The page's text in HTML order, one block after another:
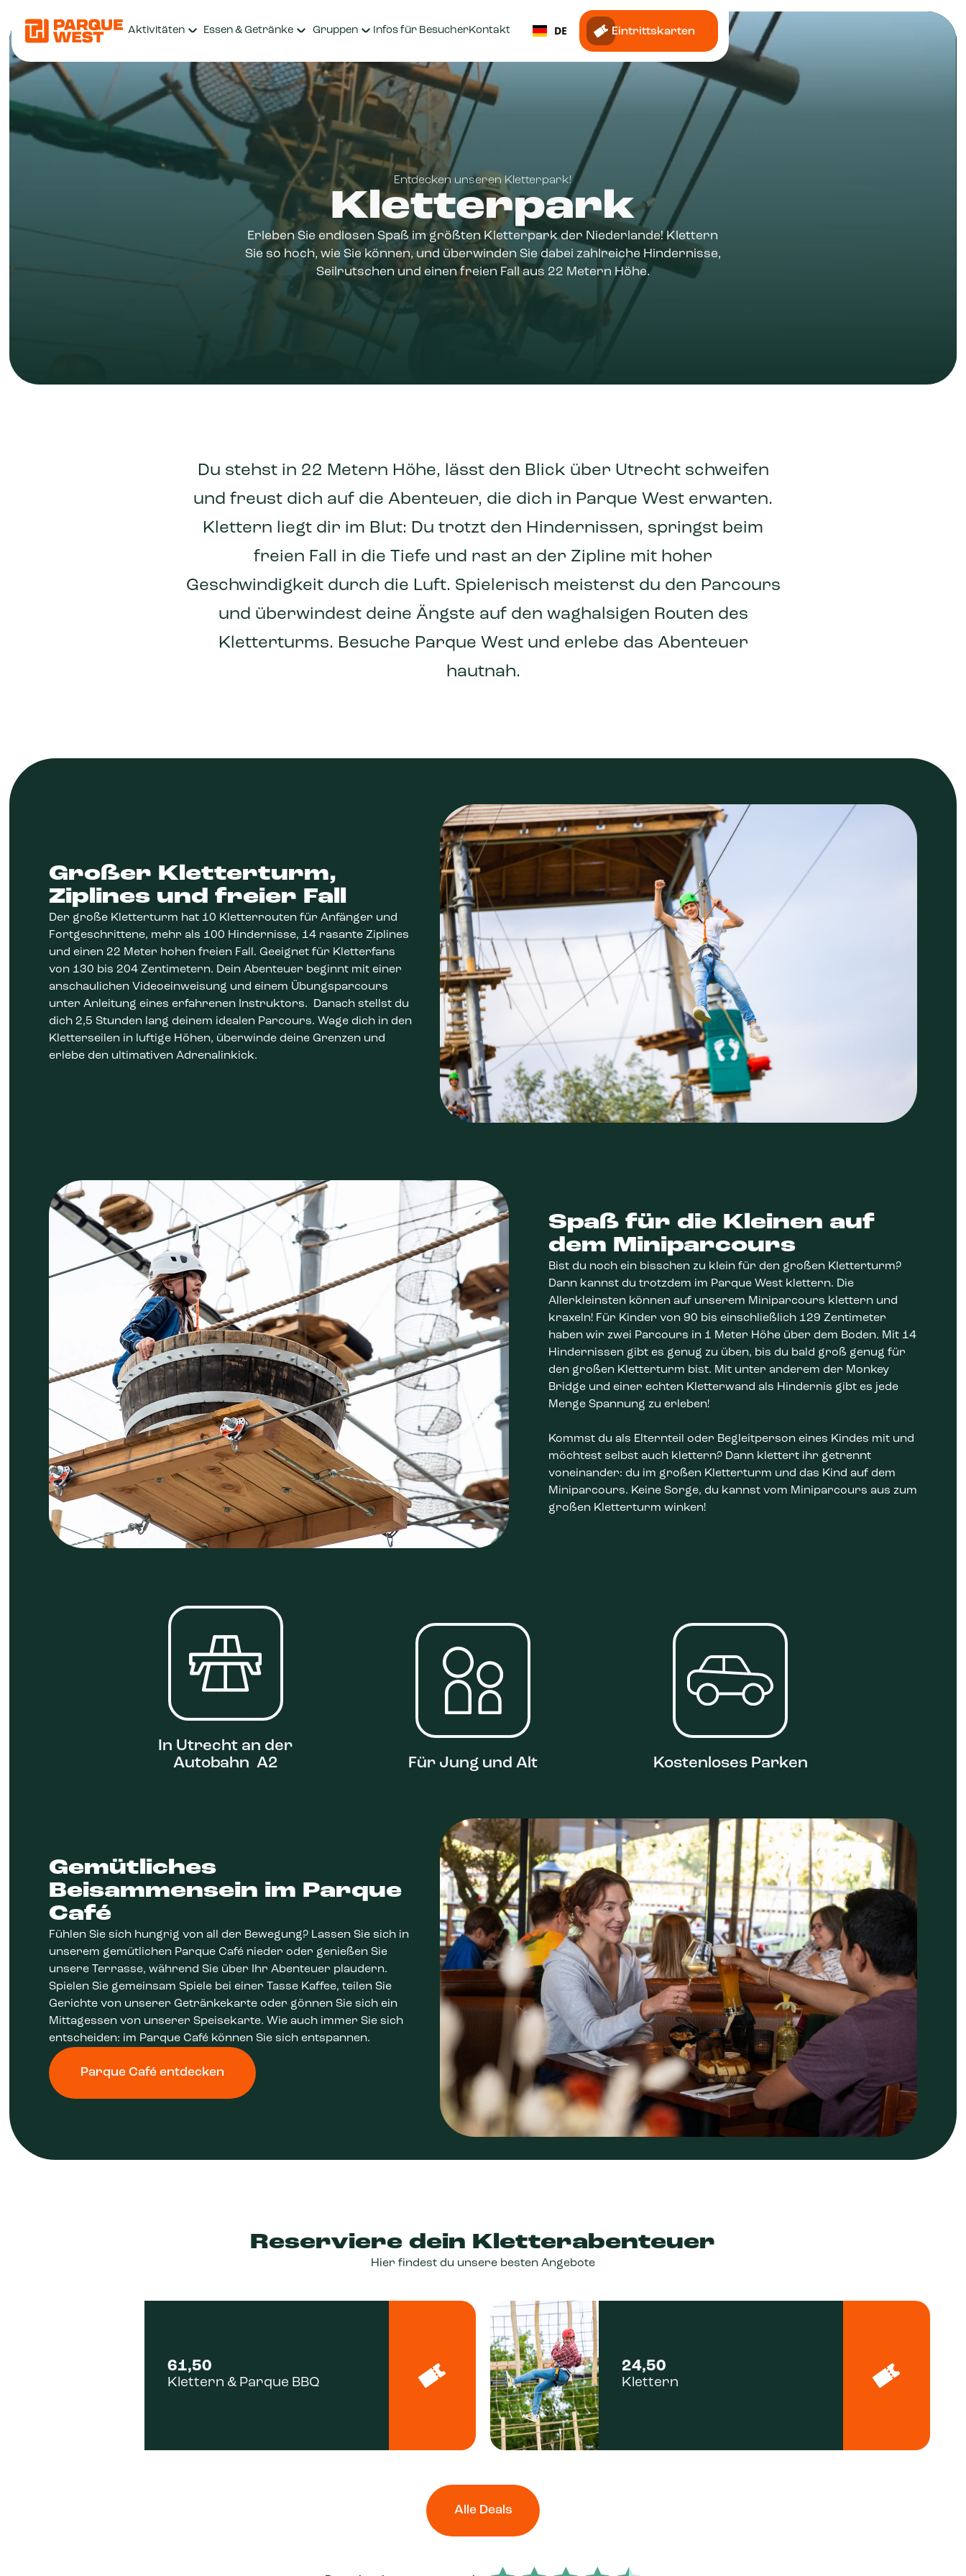
Aktivitäten Essen & Getränke Gruppen Infos für BesucherKontakt DE Eintrittskarten
Entdecken unseren Kletterpark!
Kletterpark
Erleben Sie endlosen Spaß im größten Kletterpark der Niederlande! Klettern
Sie so hoch, wie Sie können, und überwinden Sie dabei zahlreiche Hindernisse,
Seilrutschen und einen freien Fall aus 22 Metern Höhe.
Du stehst in 22 Metern Höhe, lässt den Blick über Utrecht schweifen
und freust dich auf die Abenteuer, die dich in Parque West erwarten.
Klettern liegt dir im Blut: Du trotzt den Hindernissen, springst beim
freien Fall in die Tiefe und rast an der Zipline mit hoher
Geschwindigkeit durch die Luft. Spielerisch meisterst du den Parcours
und überwindest deine Ängste auf den waghalsigen Routen des
Kletterturms. Besuche Parque West und erlebe das Abenteuer
hautnah.
Großer Kletterturm,
Ziplines und freier Fall
Der große Kletterturm hat 10 Kletterrouten für Anfänger und
Fortgeschrittene, mehr als 100 Hindernisse, 14 rasante Ziplines
und einen 22 Meter hohen freien Fall. Geeignet für Kletterfans
von 130 bis 204 Zentimetern. Dein Abenteuer beginnt mit einer
anschaulichen Videoeinweisung und einem Übungsparcours
unter Anleitung eines erfahrenen Instruktors. Danach stellst du
dich 2,5 Stunden lang deinem idealen Parcours. Wage dich in den
Kletterseilen in luftige Höhen, überwinde deine Grenzen und
erlebe den ultimativen Adrenalinkick.
Spaß für die Kleinen auf
dem Miniparcours
Bist du noch ein bisschen zu klein für den großen Kletterturm?
Dann kannst du trotzdem im Parque West klettern. Die
Allerkleinsten können auf unserem Miniparcours klettern und
kraxeln! Für Kinder von 90 bis einschließlich 129 Zentimeter
haben wir zwei Parcours in 1 Meter Höhe über dem Boden. Mit 14
Hindernissen gibt es genug zu üben, bis du bald groß genug für
den großen Kletterturm bist. Mit unter anderem der Monkey
Bridge und einer echten Kletterwand als Hindernis gibt es jede
Menge Spannung zu erleben!
Kommst du als Elternteil oder Begleitperson eines Kindes mit und
möchtest selbst auch klettern? Dann klettert ihr getrennt
voneinander: du im großen Kletterturm und das Kind auf dem
Miniparcours. Keine Sorge, du kannst vom Miniparcours aus zum
großen Kletterturm winken!
In Utrecht an der
Autobahn A2
Für Jung und Alt Kostenloses Parken
Gemütliches
Beisammensein im Parque
Café
Fühlen Sie sich hungrig von all der Bewegung? Lassen Sie sich in
unserem gemütlichen Parque Café nieder oder genießen Sie
unsere Terrasse, während Sie über Ihr Abenteuer plaudern.
Spielen Sie gemeinsam Spiele bei einer Tasse Kaffee, teilen Sie
Gerichte von unserer Getränkekarte oder gönnen Sie sich ein
Mittagessen von unserer Speisekarte. Wie auch immer Sie sich
entscheiden: im Parque Café können Sie sich entspannen.
Parque Café entdecken
Reserviere dein Kletterabenteuer
Hier findest du unsere besten Angebote
61,50
Klettern & Parque BBQ
24,50
Klettern
Alle Deals